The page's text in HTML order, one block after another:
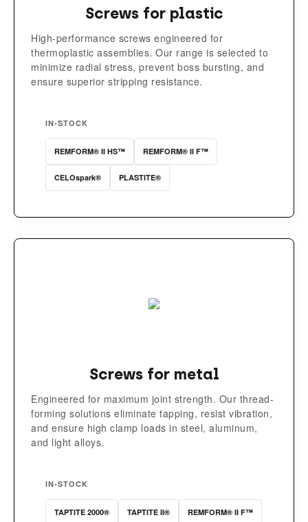
Screws for plastic
High-performance screws engineered for
thermoplastic assemblies. Our range is selected to
minimize radial stress, prevent boss bursting, and
ensure superior stripping resistance.
IN-STOCK
REMFORM® II HS™ REMFORM® II F™
CELOspark® PLASTITE®
Screws for metal
Engineered for maximum joint strength. Our thread-
forming solutions eliminate tapping, resist vibration,
and ensure high clamp loads in steel, aluminum,
and light alloys.
IN-STOCK
TAPTITE 2000® TAPTITE II® REMFORM® II F™